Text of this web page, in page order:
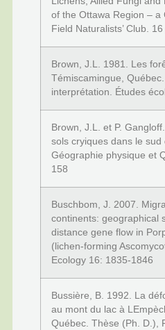
of the Ottawa Region – a
Field Naturalists’ Club. 16
Brown, J.L. 1981. Les
Témiscamingue,
interprétation. Études
Brown, J.L. et P.
sols cryiques dans le sud
Géographie physique et
158
Buschbom, J. 2007.
continents: geographical
distance gene flow in
(lichen-forming
Ecology 16: 1835-1846
Bussière, B. 1992. La
au mont du lac à
Québec. Thèse (Ph. D.),